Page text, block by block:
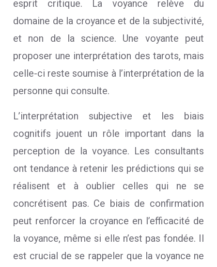
esprit critique. La voyance relève du
domaine de la croyance et de la subjectivité,
et non de la science. Une voyante peut
proposer une interprétation des tarots, mais
celle-ci reste soumise à l’interprétation de la
personne qui consulte.
L’interprétation subjective et les biais
cognitifs jouent un rôle important dans la
perception de la voyance. Les consultants
ont tendance à retenir les prédictions qui se
réalisent et à oublier celles qui ne se
concrétisent pas. Ce biais de confirmation
peut renforcer la croyance en l’efficacité de
la voyance, même si elle n’est pas fondée. Il
est crucial de se rappeler que la voyance ne